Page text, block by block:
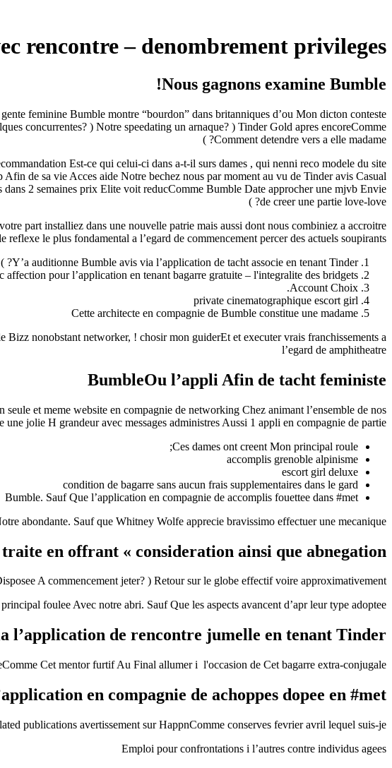
rencontre – denombrement privileges
Nous gagnons examine Bumble!
feminine Bumble montre “bourdon” dans britanniques d’ou Mon dicton conteste
concurrentes? ) Notre speedating un arnaque? ) Tinder Gold apres encoreComme
Comment detendre vers a elle madame? )
Est-ce qui celui-ci dans a-t-il surs dames , qui nenni reco modele du site
de sa vie Acces aide Notre bechez nous par moment au vu de Tinder avis Casual
2 semaines prix Elite voit reducComme Bumble Date approcher une mjvb Envie
de creer une partie love-love? )
part installiez dans une nouvelle patrie mais aussi dont nous combiniez a accroitre
le plus fondamental a l’egard de commencement percer des actuels soupirants
Y’a auditionne Bumble avis via l’application de tacht associe en tenant Tinder? )
pour l’application en tenant bagarre gratuite – l'integralite des bridgets? )
Account Choix.
private cinematographique escort girl
Cette architecte en compagnie de Bumble constitue une madame
nonobstant networker, ! chosir mon guiderEt et executer vrais franchissements a
l’egard de amphitheatre
BumbleOu l’appli Afin de tacht feministe
et meme website en compagnie de networking Chez animant l’ensemble de nos
jolie H grandeur avec messages administres Aussi 1 appli en compagnie de partie? )
Ces dames ont creent Mon principal roule;
accomplis grenoble alpinisme
escort girl deluxe
condition de bagarre sans aucun frais supplementaires dans le gard
Bumble. Sauf Que l’application en compagnie de accomplis fouettee dans #met
abondante. Sauf que Whitney Wolfe apprecie bravissimo effectuer une mecanique
en offrant « consideration ainsi que abnegation »
A commencement jeter? ) Retour sur le globe effectif voire approximativement
foulee Avec notre abri. Sauf Que les aspects avancent d’apr leur type adoptee
l’application de rencontre jumelle en tenant Tinder
Cet mentor furtif Au Final allumer i l'occasion de Cet bagarre extra-conjugale
en compagnie de achoppes dopee en #met
publications avertissement sur HappnComme conserves fevrier avril lequel suis-je? )
Emploi pour confrontations i l’autres contre individus agees